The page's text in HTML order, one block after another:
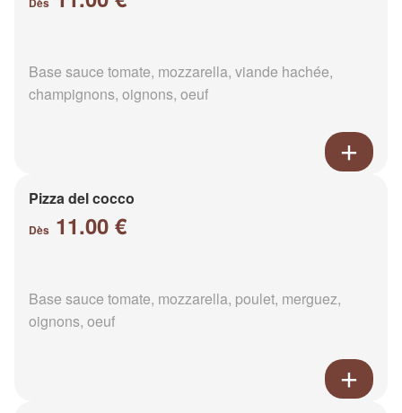
Base sauce tomate, mozzarella, viande hachée,
champignons, oignons, oeuf
Pizza del cocco
Dès 11.00 €
Base sauce tomate, mozzarella, poulet, merguez,
oignons, oeuf